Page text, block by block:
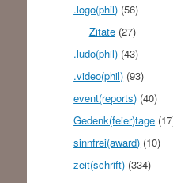
.logo(phil) (56)
Zitate(27)
.ludo(phil) (43)
.video(phil) (93)
event(reports) (40)
Gedenk(feier)tage
sinnfrei(award) (10)
zeit(schrift) (334)